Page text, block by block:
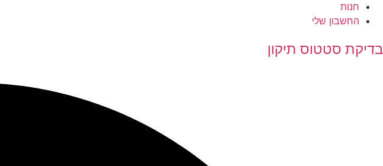
חנות
החשבון שלי
בדיקת סטטוס תיקון